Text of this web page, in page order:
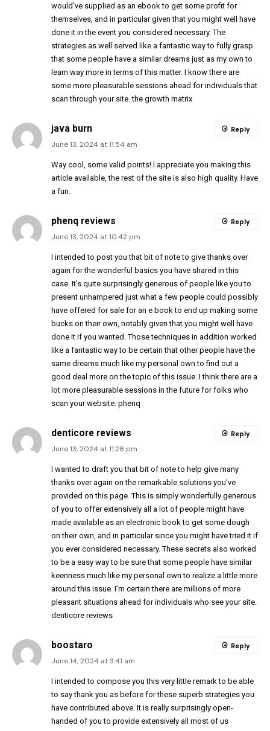
would’ve supplied as an ebook to get some profit for
themselves, and in particular given that you might well have
done it in the event you considered necessary. The
strategies as well served like a fantastic way to fully grasp
that some people have a similar dreams just as my own to
learn way more in terms of this matter. I know there are
some more pleasurable sessions ahead for individuals that
scan through your site.the growth matrix
java burn
June 13, 2024 at 11:54 am
Way cool, some valid points! I appreciate you making this
article available, the rest of the site is also high quality. Have
a fun.
Reply
phenq reviews
June 13, 2024 at 10:42 pm
I intended to post you that bit of note to give thanks over
again for the wonderful basics you have shared in this
case. It’s quite surprisingly generous of people like you to
present unhampered just what a few people could possibly
have offered for sale for an e book to end up making some
bucks on their own, notably given that you might well have
done it if you wanted. Those techniques in addition worked
like a fantastic way to be certain that other people have the
same dreams much like my personal own to find out a
good deal more on the topic of this issue. I think there are a
lot more pleasurable sessions in the future for folks who
scan your website. phenq
Reply
denticore reviews
June 13, 2024 at 11:28 pm
I wanted to draft you that bit of note to help give many
thanks over again on the remarkable solutions you’ve
provided on this page. This is simply wonderfully generous
of you to offer extensively all a lot of people might have
made available as an electronic book to get some dough
on their own, and in particular since you might have tried it if
you ever considered necessary. These secrets also worked
to be a easy way to be sure that some people have similar
keenness much like my personal own to realize a little more
around this issue. I’m certain there are millions of more
pleasant situations ahead for individuals who see your site.
denticore reviews
Reply
boostaro
June 14, 2024 at 3:41 am
I intended to compose you this very little remark to be able
to say thank you as before for these superb strategies you
have contributed above. It is really surprisingly open-
handed of you to provide extensively all most of us
Reply